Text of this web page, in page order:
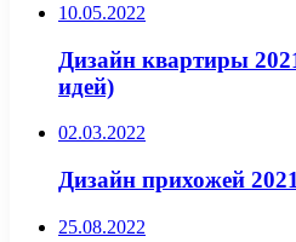
10.05.2022
Дизайн квартиры
идей)
02.03.2022
Дизайн прихожей
25.08.2022